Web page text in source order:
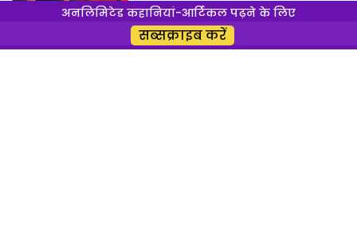
अनलिमिटेड कहानियां-आर्टिकल पढ़ने के लिए
सब्सक्राइब करें